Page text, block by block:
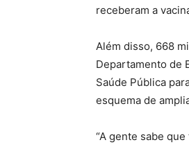
receberam a
Além disso, 668
Departamento de
Saúde Pública
esquema de
“A gente sabe